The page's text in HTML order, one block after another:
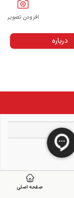
افزودن تصویر
درباره
صفحه اصلی